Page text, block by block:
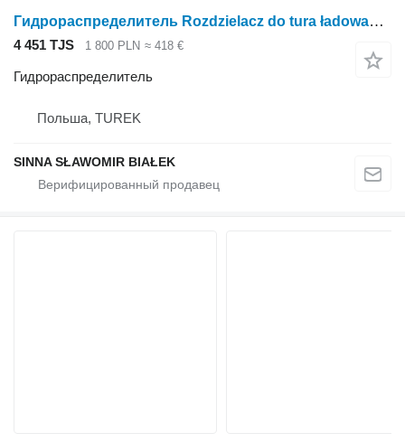
Гидрораспределитель Rozdzielacz do tura ładowacza z klamrą szybkozłączem Faucheux , для трактора колесного
4 451 TJS 1 800 PLN ≈ 418 €
Гидрораспределитель
Польша, TUREK
SINNA SŁAWOMIR BIAŁEK